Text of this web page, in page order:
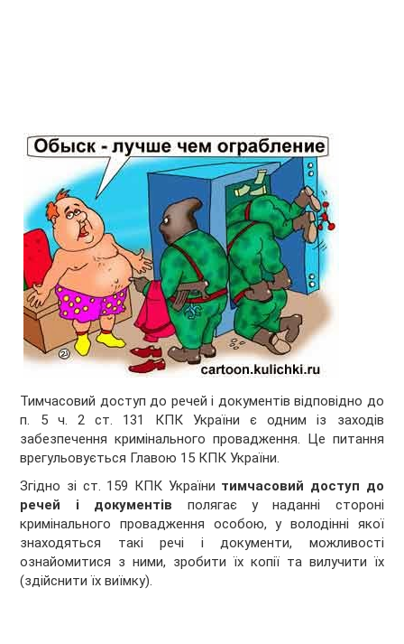
Тимчасовий доступ до речей і документів відповідно до
п. 5 ч. 2 ст. 131 КПК України є одним із заходів
забезпечення кримінального провадження. Це питання
врегульовується Главою 15 КПК України.
Згідно зі ст. 159 КПК України тимчасовий доступ до
речей і документів полягає у наданні стороні
кримінального провадження особою, у володінні якої
знаходяться такі речі і документи, можливості
ознайомитися з ними, зробити їх копії та вилучити їх
(здійснити їх виїмку).